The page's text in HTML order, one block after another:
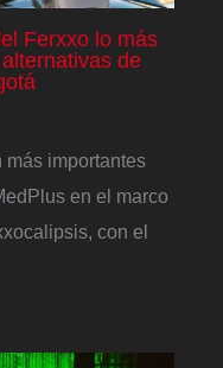
Ferxxo lo más
de
más importantes
en el marco
con el